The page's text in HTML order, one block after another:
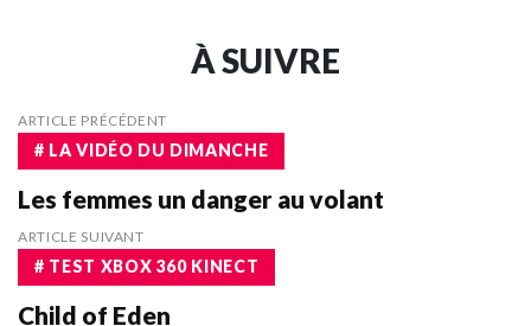
À SUIVRE
ARTICLE PRÉCÉDENT
# LA VIDÉO DU DIMANCHE
Les femmes un danger au volant
ARTICLE SUIVANT
# TEST XBOX 360 KINECT
Child of Eden